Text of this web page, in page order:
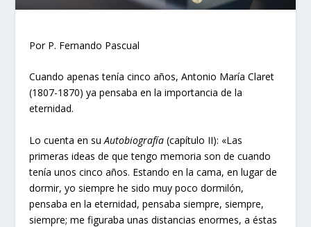
Por P. Fernando Pascual
Cuando apenas tenía cinco años, Antonio María Claret
(1807-1870) ya pensaba en la importancia de la
eternidad.
Lo cuenta en suAutobiografía (capítulo II): «Las
primeras ideas de que tengo memoria son de cuando
tenía unos cinco años. Estando en la cama, en lugar de
dormir, yo siempre he sido muy poco dormilón,
pensaba en la eternidad, pensaba siempre, siempre,
siempre; me figuraba unas distancias enormes, a éstas